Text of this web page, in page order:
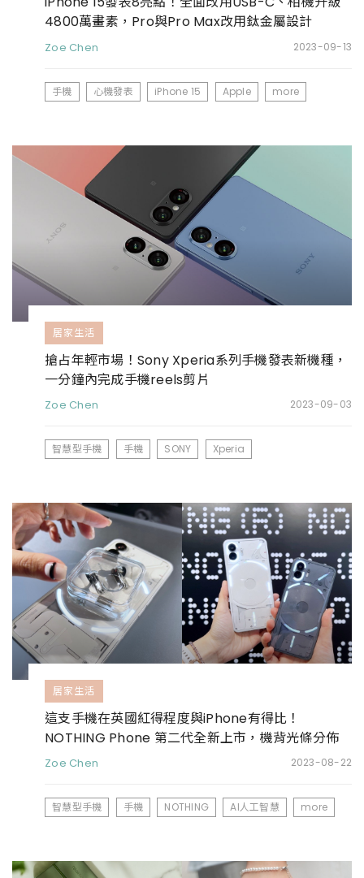
4800萬畫素，Pro與Pro Max改用鈦金屬設計
Zoe Chen 2023-09-13
手機 心機發表 iPhone 15 Apple more
居家生活
搶占年輕市場！Sony Xperia系列手機發表新機種，
一分鐘內完成手機reels剪片
Zoe Chen 2023-09-03
智慧型手機 手機 SONY Xperia
居家生活
這支手機在英國紅得程度與iPhone有得比！
NOTHING Phone 第二代全新上市，機背光條分佈
超酷炫
Zoe Chen 2023-08-22
智慧型手機 手機 NOTHING AI人工智慧 more